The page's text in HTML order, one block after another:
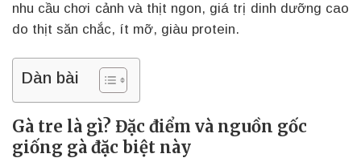
nhu cầu chơi cảnh và thịt ngon, giá trị dinh dưỡng cao
do thịt săn chắc, ít mỡ, giàu protein.
Dàn bài
Gà tre là gì? Đặc điểm và nguồn gốc
giống gà đặc biệt này